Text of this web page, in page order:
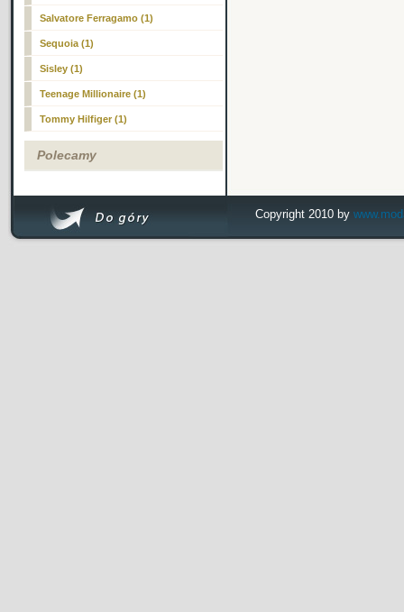
Salvatore Ferragamo (1)
Sequoia (1)
Sisley (1)
Teenage Millionaire (1)
Tommy Hilfiger (1)
Polecamy
Copyright 2010 by